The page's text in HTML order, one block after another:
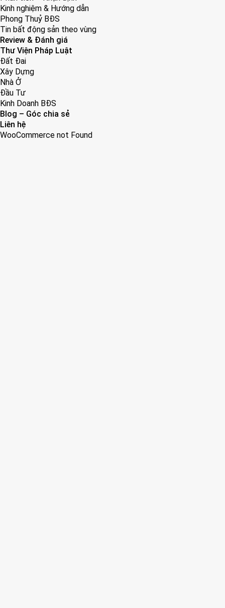
Kinh nghiệm & Hướng dẫn
Phong Thuỷ BĐS
Tin bất động sản theo vùng
Review & Đánh giá
Thư Viện Pháp Luật
Đất Đai
Xây Dựng
Nhà Ở
Đầu Tư
Kinh Doanh BĐS
Blog – Góc chia sẻ
Liên hệ
WooCommerce not Found